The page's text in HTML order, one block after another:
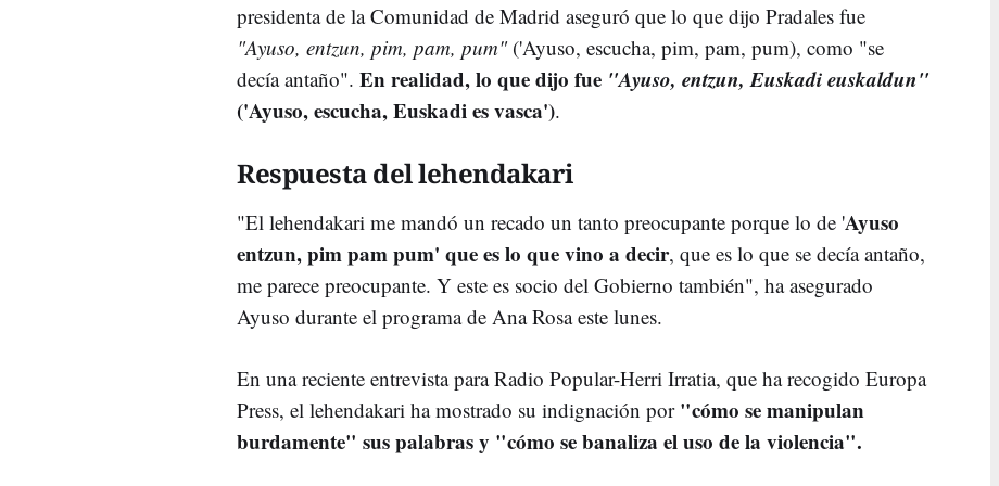
presidenta de la Comunidad de Madrid aseguró que lo que dijo Pradales fue
"Ayuso, entzun, pim, pam, pum"('Ayuso, escucha, pim, pam, pum), como "se
decía antaño". En realidad, lo que dijo fue "Ayuso, entzun, Euskadi euskaldun"
('Ayuso, escucha, Euskadi es vasca').
Respuesta del lehendakari
"El lehendakari me mandó un recado un tanto preocupante porque lo de 'Ayuso
entzun, pim pam pum' que es lo que vino a decir, que es lo que se decía antaño,
me parece preocupante. Y este es socio del Gobierno también", ha asegurado
Ayuso durante el programa de Ana Rosa este lunes.
En una reciente entrevista para Radio Popular-Herri Irratia, que ha recogido Europa
Press, el lehendakari ha mostrado su indignación por"cómo se manipulan
burdamente" sus palabras y "cómo se banaliza el uso de la violencia".